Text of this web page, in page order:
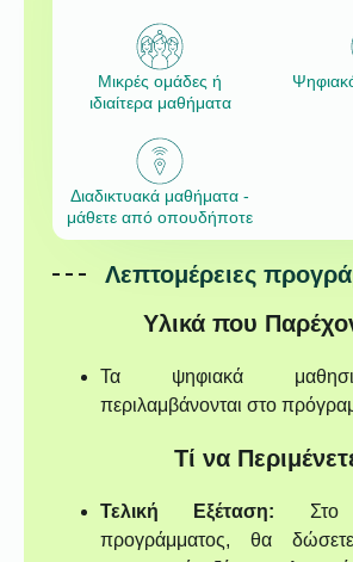
Μικρές ομάδες ή
ιδιαίτερα μαθήματα
Διαδικτυακά μαθήματα -
μάθετε από οπουδήποτε
Λεπτομέρειες
Υλικά που
Τα ψηφιακά
περιλαμβάνονται στο
Τί να
Τελική Εξέταση: Στο
προγράμματος, θα